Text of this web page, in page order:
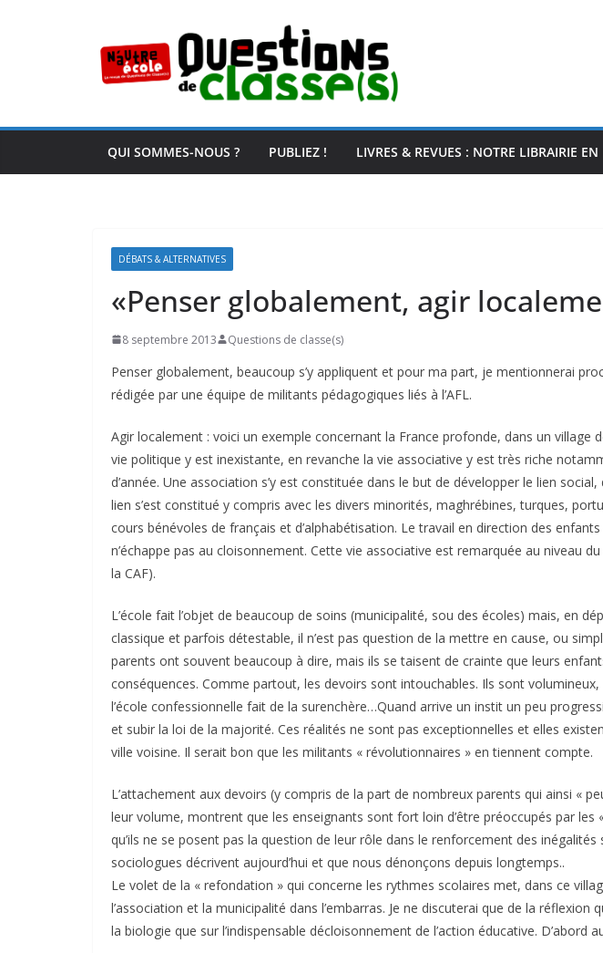
QUI SOMMES-NOUS ? PUBLIEZ ! LIVRES & REVUES : NOTRE LIBRAIRIE EN
DÉBATS & ALTERNATIVES
«Penser globalement, agir
8 septembre 2013 Questions de classe(s)
Penser globalement, beaucoup s’y appliquent et pour ma part, je mentionnerai
rédigée par une équipe de militants pédagogiques liés à l’AFL.
Agir localement : voici un exemple concernant la France profonde, dans un village
vie politique y est inexistante, en revanche la vie associative y est très riche
d’année. Une association s’y est constituée dans le but de développer le lien social,
lien s’est constitué y compris avec les divers minorités, maghrébines, turques,
cours bénévoles de français et d’alphabétisation. Le travail en direction des
n’échappe pas au cloisonnement. Cette vie associative est remarquée au niveau
la CAF).
L’école fait l’objet de beaucoup de soins (municipalité, sou des écoles) mais, en
classique et parfois détestable, il n’est pas question de la mettre en cause, ou
parents ont souvent beaucoup à dire, mais ils se taisent de crainte que leurs
conséquences. Comme partout, les devoirs sont intouchables. Ils sont volumineux,
l’école confessionnelle fait de la surenchère…Quand arrive un instit un peu
et subir la loi de la majorité. Ces réalités ne sont pas exceptionnelles et elles
ville voisine. Il serait bon que les militants « révolutionnaires » en tiennent compte.
L’attachement aux devoirs (y compris de la part de nombreux parents qui ainsi «
leur volume, montrent que les enseignants sont fort loin d’être préoccupés par les
qu’ils ne se posent pas la question de leur rôle dans le renforcement des inégalités
sociologues décrivent aujourd’hui et que nous dénonçons depuis longtemps..
Le volet de la « refondation » qui concerne les rythmes scolaires met, dans ce
l’association et la municipalité dans l’embarras. Je ne discuterai que de la réflexion
la biologie que sur l’indispensable décloisonnement de l’action éducative. D’abord